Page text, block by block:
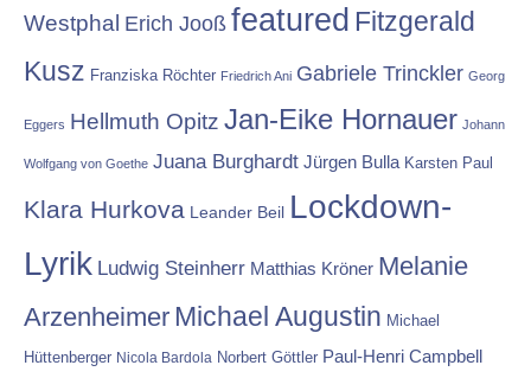
Westphal Erich Jooß featured Fitzgerald
Kusz Franziska Röchter Friedrich Ani Gabriele Trinckler Georg
Eggers Hellmuth Opitz Jan-Eike Hornauer Johann
Wolfgang von Goethe Juana Burghardt Jürgen Bulla Karsten Paul
Klara Hurkova Leander Beil Lockdown-
Lyrik Ludwig Steinherr Matthias Kröner Melanie
Arzenheimer Michael Augustin Michael
Hüttenberger Nicola Bardola Norbert Göttler Paul-Henri Campbell